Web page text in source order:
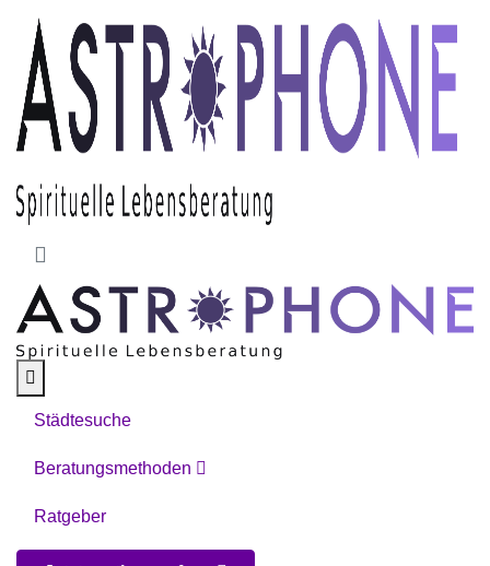
Skip to main content
Städtesuche
Beratungsmethoden
Ratgeber